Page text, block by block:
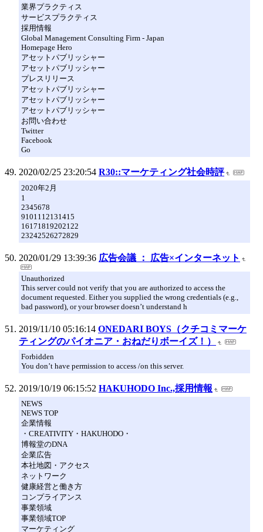
業界プラクティス
サービスプラクティス
採用情報
Global Management Consulting Firm - Japan
Homepage Hero
アセットパブリッシャー
アセットパブリッシャー
プレスリリース
アセットパブリッシャー
アセットパブリッシャー
アセットパブリッシャー
お問い合わせ
Twitter
Facebook
Go
2020/02/25 23:20:54 R30::マーケティング社会時評
2020年2月
1
2345678
9101112131415
16171819202122
23242526272829
2020/01/29 13:39:36 広告会議 ： 広告×インターネット
Unauthorized
This server could not verify that you are authorized to access the
document requested. Either you supplied the wrong credentials (e.g.,
bad password), or your browser doesn’t understand h
2019/11/10 05:16:14 ONEDARI BOYS（クチコミマーケ
ティングのパイオニア・おねだりボーイズ！）
Forbidden
You don’t have permission to access /on this server.
2019/10/19 06:15:52 HAKUHODO Inc.,採用情報
NEWS
NEWS TOP
企業情報
・CREATIVITY・HAKUHODO・
博報堂のDNA
企業広告
本社地図・アクセス
ネットワーク
健康経営と働き方
コンプライアンス
事業領域
事業領域TOP
マーケティング